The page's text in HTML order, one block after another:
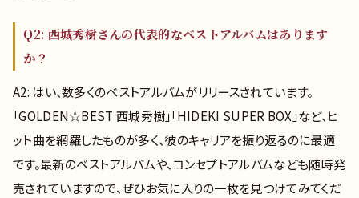
Q2: 西城秀樹さんの代表的なベストアルバムはあります
か？
A2: はい、数多くのベストアルバムがリリースされています。
「GOLDEN☆BEST 西城秀樹」「HIDEKI SUPER BOX」など、ヒ
ット曲を網羅したものが多く、彼のキャリアを振り返るのに最適
です。最新のベストアルバムや、コンセプトアルバムなども随時発
売されていますので、ぜひお気に入りの一枚を見つけてみてくだ